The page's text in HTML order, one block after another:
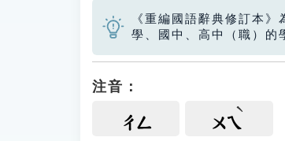
《重編國語辭典修訂本
學、國中、高中（職）的
注音：
ㄔㄥ ㄨㄟ